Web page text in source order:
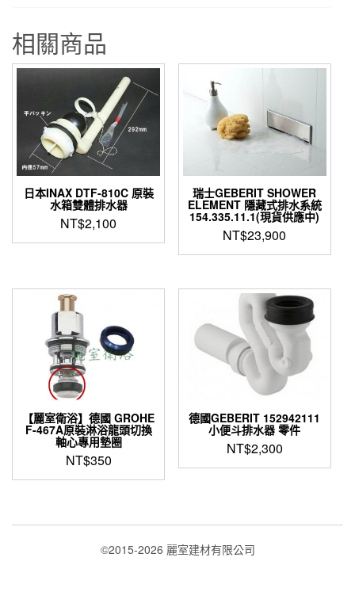
桶
T-
相關商品
日本INAX DTF-810C 原裝
水箱雙體排水器
NT$2,100
瑞士GEBERIT SHOWER
ELEMENT 隱藏式排水系統
154.335.11.1(現貨供應中)
NT$23,900
【麗室衛浴】德國 GROHE
F-467A原裝淋浴龍頭切換
軸心專用墊圈
NT$350
德國GEBERIT 152942111
小便斗排水器 零件
NT$2,300
©2015-2026 麗室建材有限公司